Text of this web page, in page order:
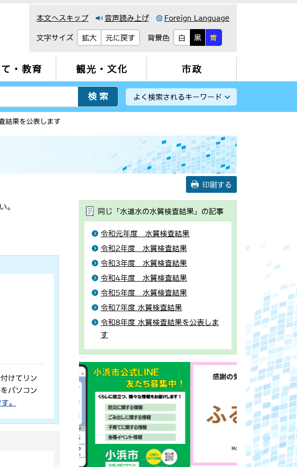
本文へスキップ 音声読み上げ Foreign Language
文字サイズ 拡大 元に戻す 背景色 白 黒 青
・教育 観光・文化 市政
よく検索されるキーワード
結果を公表します
印刷する
。
けてリン
パソコン
。
同じ「水道水の水質検査結果」の記事
令和元年度 水質検査結果
令和2年度 水質検査結果
令和3年度 水質検査結果
令和4年度 水質検査結果
令和5年度 水質検査結果
令和7年度 水質検査結果
令和8年度 水質検査結果を公表しま
す